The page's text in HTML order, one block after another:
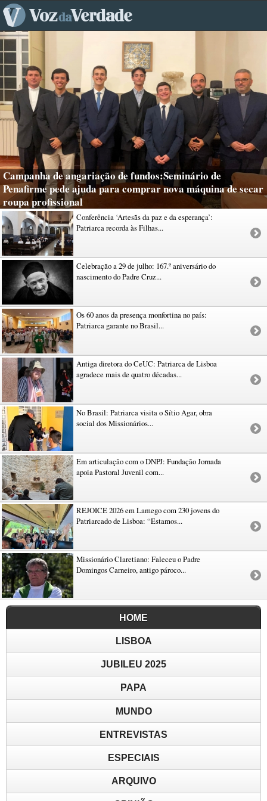
Campanha de angariação de fundos:Seminário de
Penafirme pede ajuda para comprar nova máquina de secar
roupa profissional
Conferência ‘Artesãs da paz e da esperança’:
Patriarca recorda às Filhas...
Celebração a 29 de julho: 167.º aniversário do
nascimento do Padre Cruz...
Os 60 anos da presença monfortina no país:
Patriarca garante no Brasil...
Antiga diretora do CeUC: Patriarca de Lisboa
agradece mais de quatro décadas...
No Brasil: Patriarca visita o Sítio Agar, obra
social dos Missionários...
Em articulação com o DNPJ: Fundação Jornada
apoia Pastoral Juvenil com...
REJOICE 2026 em Lamego com 230 jovens do
Patriarcado de Lisboa: “Estamos...
Missionário Claretiano: Faleceu o Padre
Domingos Carneiro, antigo pároco...
HOME
LISBOA
JUBILEU 2025
PAPA
MUNDO
ENTREVISTAS
ESPECIAIS
ARQUIVO